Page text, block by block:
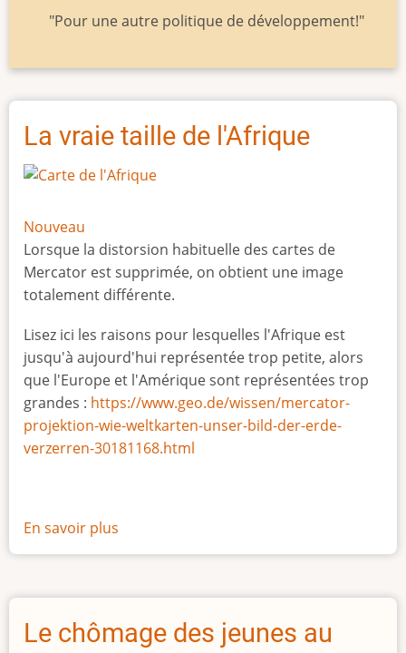
"Pour une autre politique de développement!"
La vraie taille de l'Afrique
Nouveau
Lorsque la distorsion habituelle des cartes de
Mercator est supprimée, on obtient une image
totalement différente.
Lisez ici les raisons pour lesquelles l'Afrique est
jusqu'à aujourd'hui représentée trop petite, alors
que l'Europe et l'Amérique sont représentées trop
grandes : https://www.geo.de/wissen/mercator-
projektion-wie-weltkarten-unser-bild-der-erde-
verzerren-30181168.html
En savoir plus
La
taille
l'Afrique
Le chômage des jeunes au